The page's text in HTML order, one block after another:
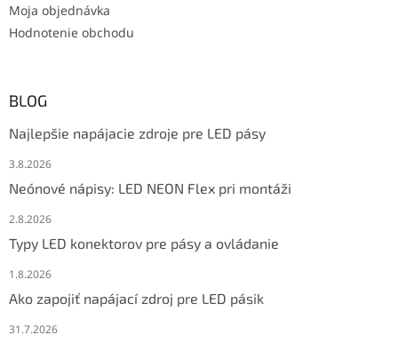
Moja objednávka
Hodnotenie obchodu
BLOG
Najlepšie napájacie zdroje pre LED pásy
3.8.2026
Neónové nápisy: LED NEON Flex pri montáži
2.8.2026
Typy LED konektorov pre pásy a ovládanie
1.8.2026
Ako zapojiť napájací zdroj pre LED pásik
31.7.2026